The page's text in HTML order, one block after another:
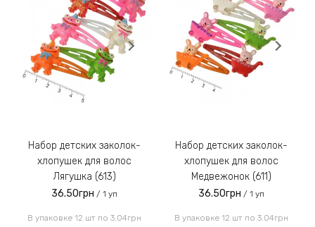
Набор детских заколок-
хлопушек для волос
Лягушка (613)
36.50грн / 1 уп
В упаковке 12 шт по 3.04грн
Набор детских заколок-
хлопушек для волос
Медвежонок (611)
36.50грн / 1 уп
В упаковке 12 шт по 3.04грн